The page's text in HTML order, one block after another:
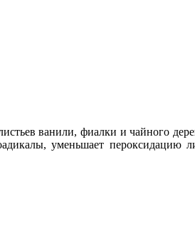
ванили, фиалки и чайного
уменьшает пероксидацию